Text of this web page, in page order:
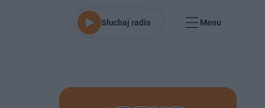
Słuchaj radia Menu